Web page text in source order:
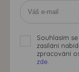
Souhlasím
zasílání
zpracování
zde.